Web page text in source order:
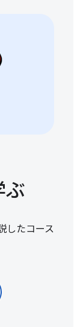
ぶ
したコース